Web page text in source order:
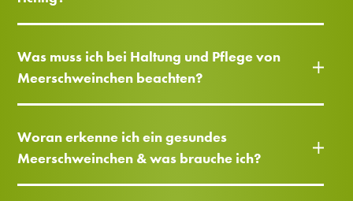
Was muss ich bei Haltung und Pflege von
Meerschweinchen beachten?
Woran erkenne ich ein gesundes
Meerschweinchen & was brauche ich?